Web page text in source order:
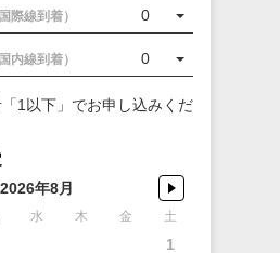
際線到着） 0
内線到着） 0
1以下」でお申し込みくだ
2026年8月
水 木 金 土
1